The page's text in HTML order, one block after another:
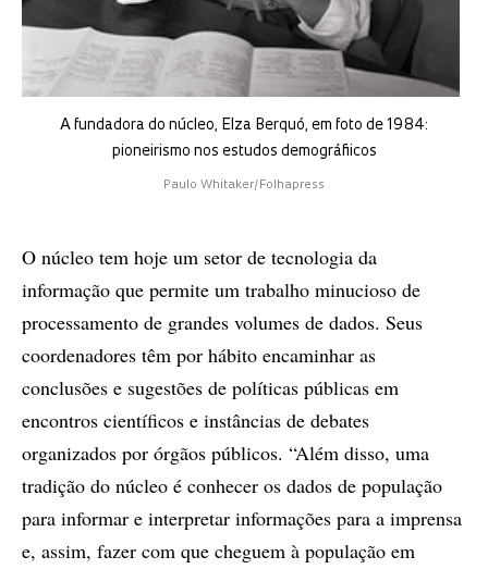
A fundadora do núcleo, Elza Berquó, em foto de 1984:
pioneirismo nos estudos demográfiicos
Paulo Whitaker/Folhapress
O núcleo tem hoje um setor de tecnologia da
informação que permite um trabalho minucioso de
processamento de grandes volumes de dados. Seus
coordenadores têm por hábito encaminhar as
conclusões e sugestões de políticas públicas em
encontros científicos e instâncias de debates
organizados por órgãos públicos. “Além disso, uma
tradição do núcleo é conhecer os dados de população
para informar e interpretar informações para a imprensa
e, assim, fazer com que cheguem à população em